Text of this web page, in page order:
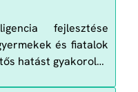
fejlesztése
és fiatalok
hatást gyakorol…